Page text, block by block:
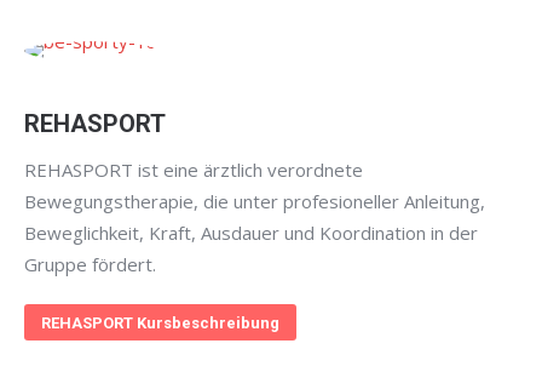
REHASPORT
REHASPORT ist eine ärztlich verordnete
Bewegungstherapie, die unter profesioneller Anleitung,
Beweglichkeit, Kraft, Ausdauer und Koordination in der
Gruppe fördert.
REHASPORT Kursbeschreibung